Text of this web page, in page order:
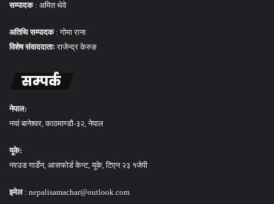
सम्पादक: अमित थेवे
अतिथि सम्पादक: गोमा राना
विशेष संवाददाताःराजेन्द्र केरुङ
सम्पर्क
नेपाल:
नयां बानेश्वर, काठमाण्डौ-३२, नेपाल
यूके:
नरउड गार्डेन, आसफोर्ड केन्ट, यूके, टिएन २३ १जेपी
इमेल: nepalisamachar@outlook.com